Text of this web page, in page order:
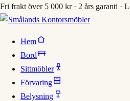
Fri frakt över 5 000 kr · 2 års garanti ·
Hem
Bord
Sittmöbler
Förvaring
Belysning